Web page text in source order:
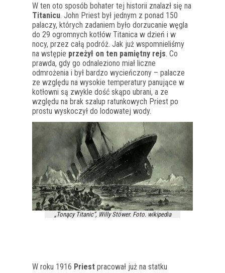
W ten oto sposób bohater tej historii znalazł się na
Titanicu. John Priest był jednym z ponad 150
palaczy, których zadaniem było dorzucanie węgla
do 29 ogromnych kotłów Titanica w dzień i w
nocy, przez całą podróż. Jak już wspomnieliśmy
na wstępie przeżył on ten pamiętny rejs. Co
prawda, gdy go odnaleziono miał liczne
odmrożenia i był bardzo wycieńczony – palacze
ze względu na wysokie temperatury panujące w
kotłowni są zwykle dość skąpo ubrani, a ze
względu na brak szalup ratunkowych Priest po
prostu wyskoczył do lodowatej wody.
„Tonący Titanic”, Willy Stöwer. Foto. wikipedia
W roku 1916 Priest pracował już na statku